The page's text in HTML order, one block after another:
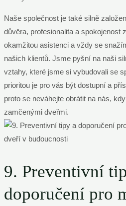
Naše společnost je také silně
důvěra, profesionalita a spokojenost
okamžitou asistenci a vždy se
našich klientů. Jsme pyšní na naši
vztahy, které jsme si vybudovali se
prioritou je pro vás být dostupní a
proto se neváhejte obrátit na nás,
zamčenými dveřmi.
9. Preventivní
doporučení pro